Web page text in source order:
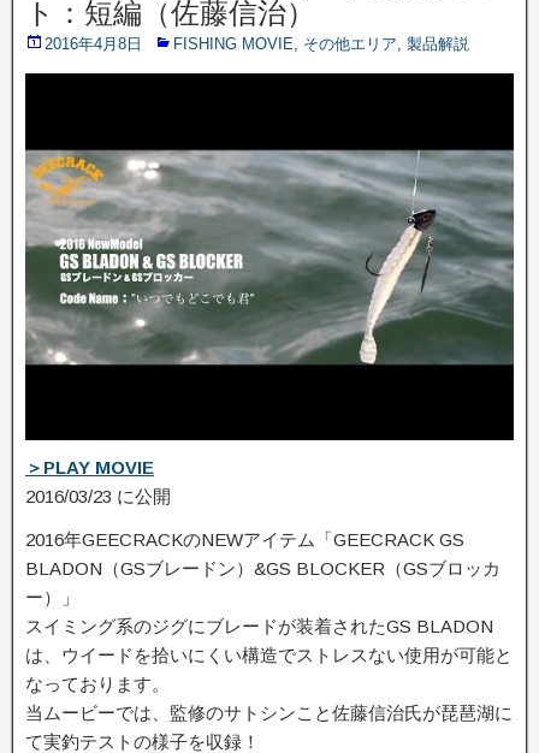
ト：短編（佐藤信治）
2016年4月8日 FISHING MOVIE, その他エリア, 製品解説
＞PLAY MOVIE
2016/03/23 に公開
2016年GEECRACKのNEWアイテム「GEECRACK GS
BLADON（GSブレードン）&GS BLOCKER（GSブロッカ
ー）」
スイミング系のジグにブレードが装着されたGS BLADON
は、ウイードを拾いにくい構造でストレスない使用が可能と
なっております­。
当ムービーでは、監修のサトシンこと佐藤信治氏が琵琶湖に
て実釣テストの様子を収録！